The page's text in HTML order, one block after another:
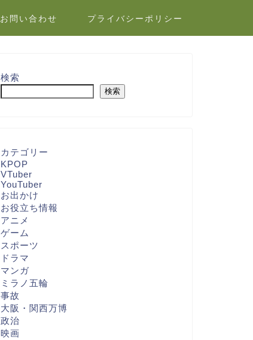
お問い合わせ プライバシーポリシー
検索
検索
カテゴリー
KPOP
VTuber
YouTuber
お出かけ
お役立ち情報
アニメ
ゲーム
スポーツ
ドラマ
マンガ
ミラノ五輪
事故
大阪・関西万博
政治
映画